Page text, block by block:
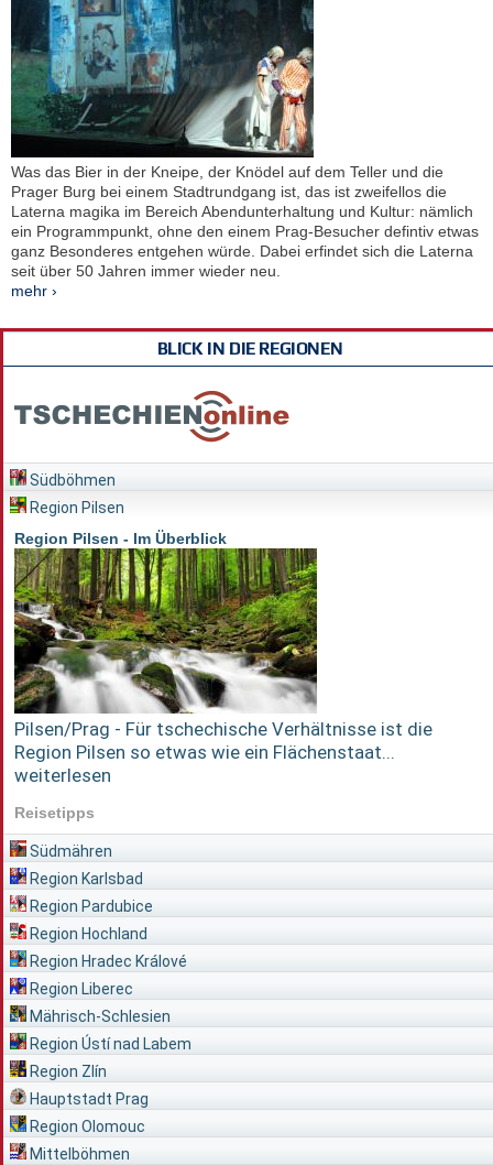
Was das Bier in der Kneipe, der Knödel auf dem Teller und die
Prager Burg bei einem Stadtrundgang ist, das ist zweifellos die
Laterna magika im Bereich Abendunterhaltung und Kultur: nämlich
ein Programmpunkt, ohne den einem Prag-Besucher defintiv etwas
ganz Besonderes entgehen würde. Dabei erfindet sich die Laterna
seit über 50 Jahren immer wieder neu.
mehr ›
BLICK IN DIE REGIONEN
Südböhmen
Region Pilsen
Region Pilsen - Im Überblick
Pilsen/Prag - Für tschechische Verhältnisse ist die
Region Pilsen so etwas wie ein Flächenstaat...
weiterlesen
Reisetipps
Südmähren
Region Karlsbad
Region Pardubice
Region Hochland
Region Hradec Králové
Region Liberec
Mährisch-Schlesien
Region Ústí nad Labem
Region Zlín
Hauptstadt Prag
Region Olomouc
Mittelböhmen